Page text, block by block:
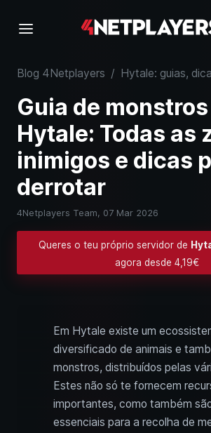
Blog 4Netplayers / Hytale: guias,
Guia de
Hytale: Todas as
inimigos e dicas
derrotar
4Netplayers Team, 07 Mar 2026
Queres o teu próprio servidor de
agora desde 4,19€
Em Hytale existe um
diversificado de animais e
monstros, distribuídos pelas
Estes não só te fornecem
importantes, como também
essenciais para a recolha de